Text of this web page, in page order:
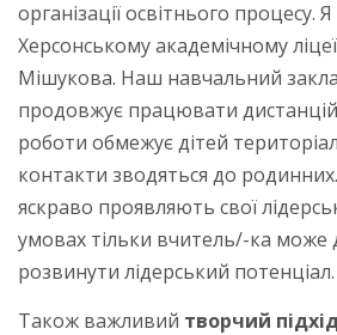
організації освітнього
Херсонському академічному
Мішукова. Наш навчальний
продовжує працювати
роботи обмежує дітей
контакти зводяться до
яскраво проявляють свої
умовах тільки вчитель/-ка може
розвинути лідерський потенціал.
Також важливий творчий